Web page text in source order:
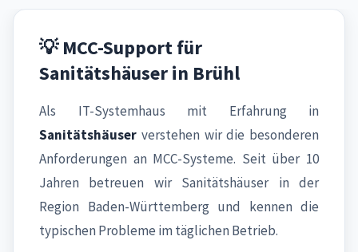
💡 MCC-Support für
Sanitätshäuser in Brühl
Als IT-Systemhaus mit Erfahrung in
Sanitätshäuser verstehen wir die besonderen
Anforderungen an MCC-Systeme. Seit über 10
Jahren betreuen wir Sanitätshäuser in der
Region Baden-Württemberg und kennen die
typischen Probleme im täglichen Betrieb.